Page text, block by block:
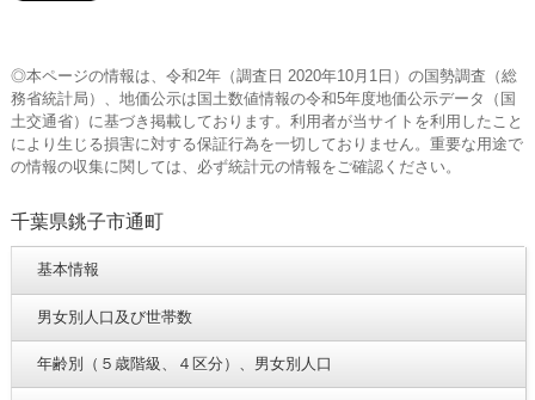
◎本ページの情報は、令和2年（調査日 2020年10月1日）の国勢調査（総
務省統計局）、地価公示は国土数値情報の令和5年度地価公示データ（国
土交通省）に基づき掲載しております。利用者が当サイトを利用したこと
により生じる損害に対する保証行為を一切しておりません。重要な用途で
の情報の収集に関しては、必ず統計元の情報をご確認ください。
千葉県銚子市通町
基本情報
男女別人口及び世帯数
年齢別（５歳階級、４区分）、男女別人口